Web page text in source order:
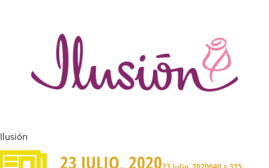
Ilusión
23 JULIO, 2020